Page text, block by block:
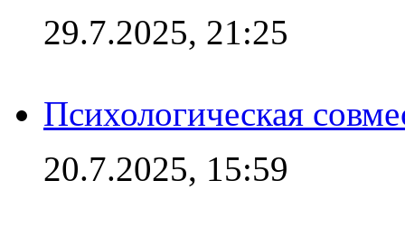
29.7.2025, 21:25
Психологическая
20.7.2025, 15:59